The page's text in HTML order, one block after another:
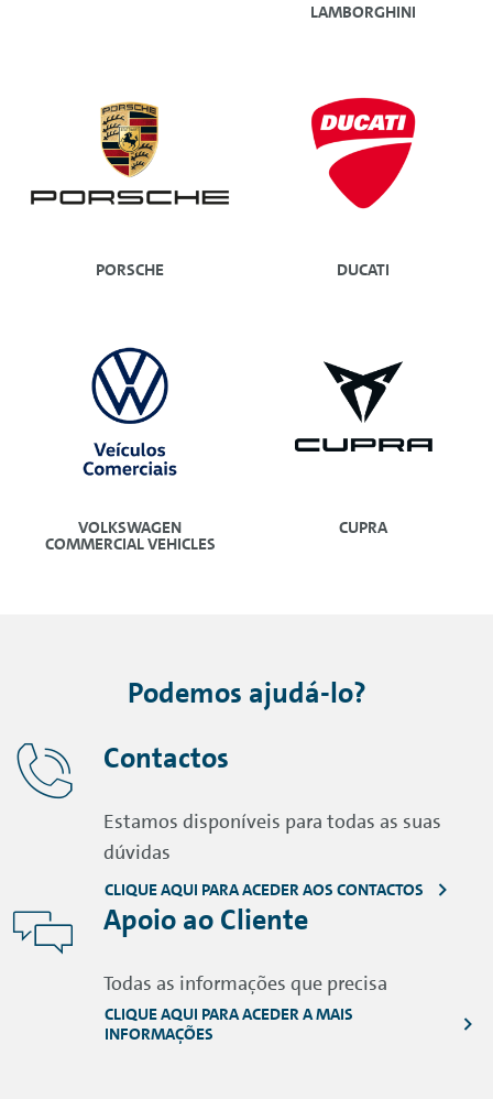
LAMBORGHINI
PORSCHE DUCATI
VOLKSWAGEN
COMMERCIAL VEHICLES
CUPRA
Podemos ajudá-lo?
Contactos
Estamos disponíveis para todas as suas
dúvidas
CLIQUE AQUI PARA ACEDER AOS CONTACTOS
Apoio ao Cliente
Todas as informações que precisa
CLIQUE AQUI PARA ACEDER A MAIS
INFORMAÇÕES